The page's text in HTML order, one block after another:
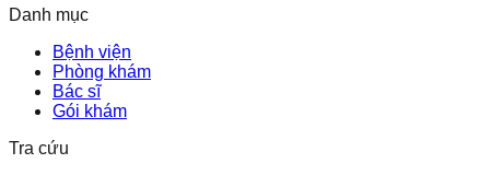
Danh mục
Bệnh viện
Phòng khám
Bác sĩ
Gói khám
Tra cứu